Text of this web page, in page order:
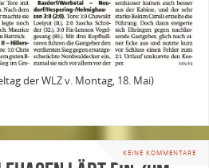
der WLZ v. Montag, 18. Mai)
KEINE KOMMENTARE